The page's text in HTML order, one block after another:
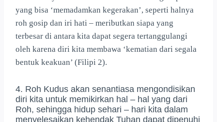
yang bisa ‘memadamkan kegerakan’, seperti halnya
roh gosip dan iri hati – meributkan siapa yang
terbesar di antara kita dapat segera tertanggulangi
oleh karena diri kita membawa ‘kematian dari segala
bentuk keakuan’ (Filipi 2).
4. Roh Kudus akan senantiasa mengondisikan
diri kita untuk memikirkan hal – hal yang dari
Roh, sehingga hidup sehari – hari kita dalam
menyelesaikan kehendak Tuhan dapat dipenuhi